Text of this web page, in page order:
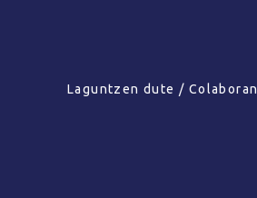
Laguntzen dute / Colaboran